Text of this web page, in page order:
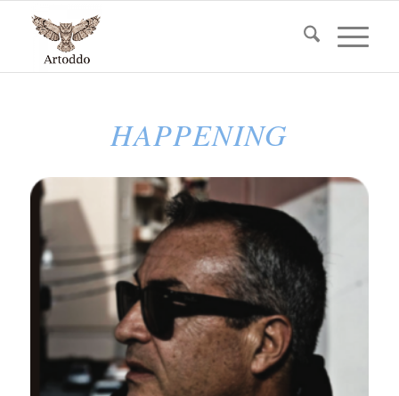
HAPPENING